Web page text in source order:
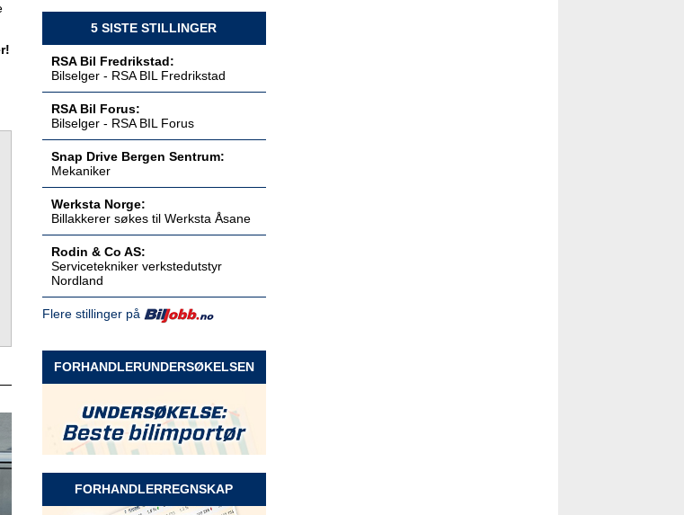
Servicetekniker verkstedutstyr
Rodin & Co AS
Servicetekniker verkstedutstyr
Østlandet
Selger Møre og Romsdal
Selger Innlandet
Rodin & Co AS
5 SISTE STILLINGER
RSA Bil Fredrikstad:
Bilselger - RSA BIL Fredrikstad
RSA Bil Forus:
Bilselger - RSA BIL Forus
Snap Drive Bergen Sentrum:
Mekaniker
Werksta Norge:
Billakkerer søkes til Werksta Åsane
Rodin & Co AS:
Servicetekniker verkstedutstyr
Nordland
Flere stillinger på
FORHANDLERUNDERSØKELSEN
FORHANDLERREGNSKAP